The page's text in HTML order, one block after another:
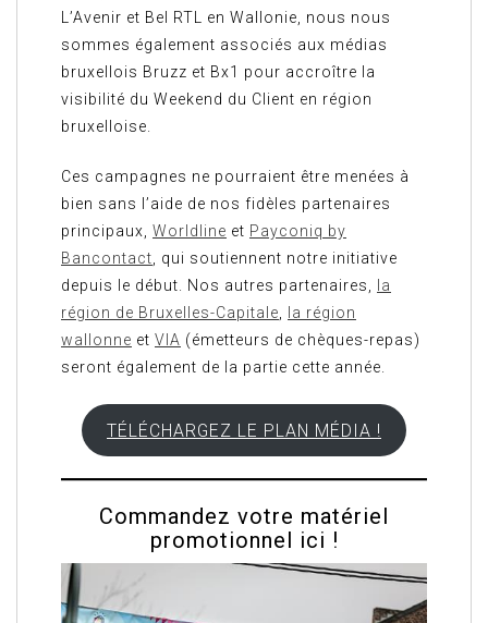
L’Avenir et Bel RTL en Wallonie, nous nous
sommes également associés aux médias
bruxellois Bruzz et Bx1 pour accroître la
visibilité du Weekend du Client en région
bruxelloise.
Ces campagnes ne pourraient être menées à
bien sans l’aide de nos fidèles partenaires
principaux, Worldline et Payconiq by
Bancontact , qui soutiennent notre initiative
depuis le début. Nos autres partenaires,
la
région de Bruxelles-Capitale
la région
wallonne et VIA (émetteurs de chèques-repas)
seront également de la partie cette année.
TÉLÉCHARGEZ LE PLAN MÉDIA !
Commandez votre matériel
promotionnel ici !